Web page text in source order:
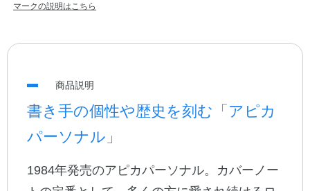
OEMご希望の方へ
マークの説明はこちら
商品説明
書き手の個性や歴史を刻む「アピカ
パーソナル」
1984年発売のアピカパーソナル。カバーノー